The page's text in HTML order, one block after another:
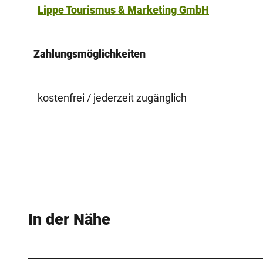
Lippe Tourismus & Marketing GmbH
Zahlungsmöglichkeiten
kostenfrei / jederzeit zugänglich
In der Nähe